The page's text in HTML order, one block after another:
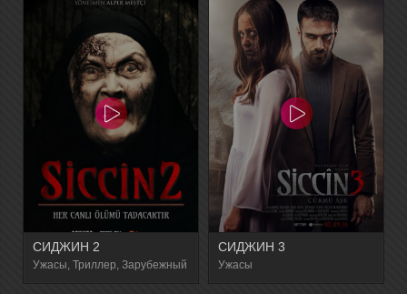
СИДЖИН 2
Ужасы, Триллер, Зарубежный
СИДЖИН 3
Ужасы